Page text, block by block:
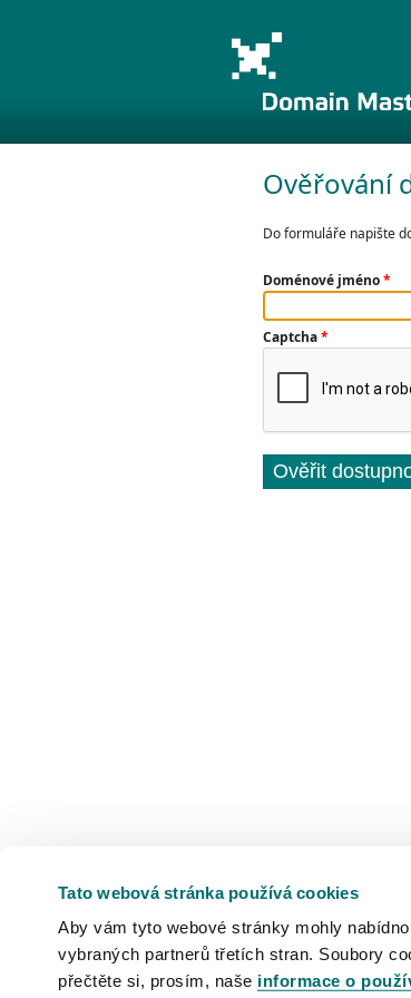
Tato webová stránka používá cookies
Aby vám tyto webové stránky mohly
vybraných partnerů třetích stran. Soubory
přečtěte si, prosím, naše informace o
Ověřování
Do formuláře napište
Doménové jméno*
Captcha*
Ověřit